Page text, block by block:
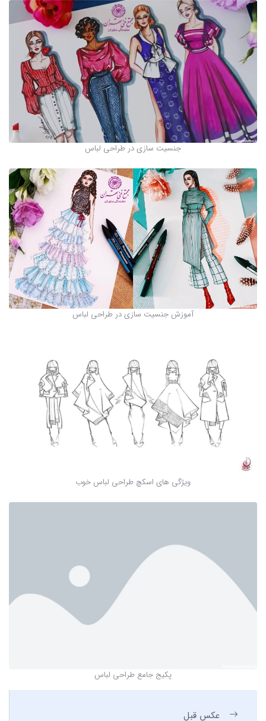
جنسیت سازی در طراحی لباس
آموزش جنسیت سازی در طراحی لباس
ویژگی های اسکچ طراحی لباس خوب
پکیج جامع طراحی لباس
عکس قبل